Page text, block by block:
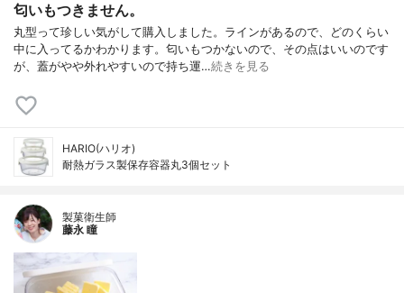
匂いもつきません。
丸型って珍しい気がして購入しました。ラインがあるので、どのくらい
中に入ってるかわかります。匂いもつかないので、その点はいいのです
が、蓋がやや外れやすいので持ち運…続きを見る
HARIO(ハリオ)
耐熱ガラス製保存容器丸3個セット
製菓衛生師
藤永 瞳